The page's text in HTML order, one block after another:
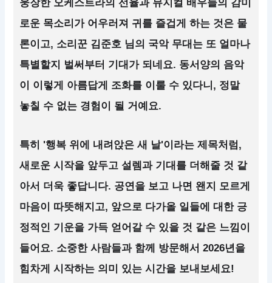
웅장한 오케스트라의 선율과 뮤지컬 배우들의 감미
로운 목소리가 어우러져 귀를 즐겁게 하는 것은 물
론이고, 소리꾼 김준호 님의 국악 무대는 또 얼마나
특별할지 벌써부터 기대가 되네요. 동서양의 음악
이 이렇게 아름답게 조화를 이룰 수 있다니, 정말
놓칠 수 없는 경험이 될 거예요.
특히 '행복 위에 내려앉은 새 날'이라는 제목처럼,
새로운 시작을 앞두고 설렘과 기대를 더해줄 것 같
아서 더욱 좋답니다. 공연을 보고 나면 왠지 모르게
마음이 따뜻해지고, 앞으로 다가올 일들에 대한 긍
정적인 기운을 가득 얻어갈 수 있을 것 같은 느낌이
들어요. 소중한 사람들과 함께 방문해서 2026년을
힘차게 시작하는 의미 있는 시간을 보내보세요!